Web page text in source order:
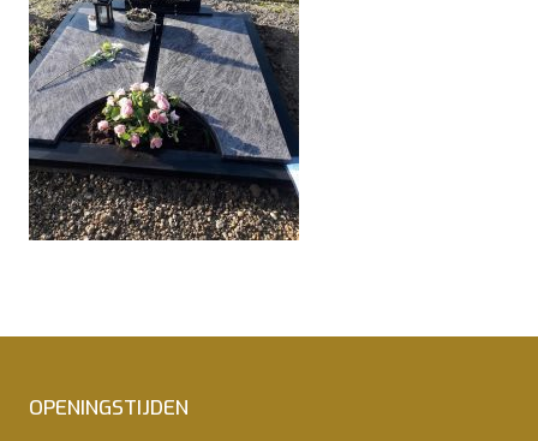
OPENINGSTIJDEN